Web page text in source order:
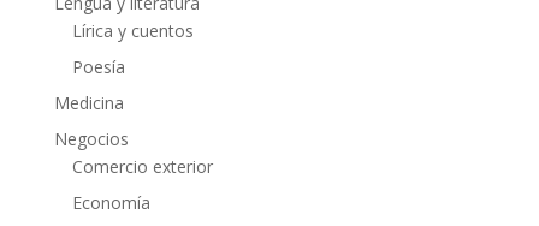
Lírica y cuentos
Poesía
Medicina
Negocios
Comercio exterior
Economía